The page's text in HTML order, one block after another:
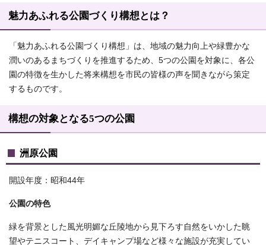
魅力あふれる公園づくり構想とは？
「魅力あふれる公園づくり構想」は、地域の魅力向上や緑豊かな
潤いのあるまちづくりを推進するため、5つの公園を対象に、各公
園の特徴を生かした将来構想を市民の皆様の声を聞きながら策定
するものです。
構想の対象となる5つの公園
洲原公園
開設年度：昭和44年
公園の特色
緑を背景とした風光明媚な丘陵地から見下ろす自然をいかした眺
望やテニスコート、デイキャンプ場など様々な施設が充実してい